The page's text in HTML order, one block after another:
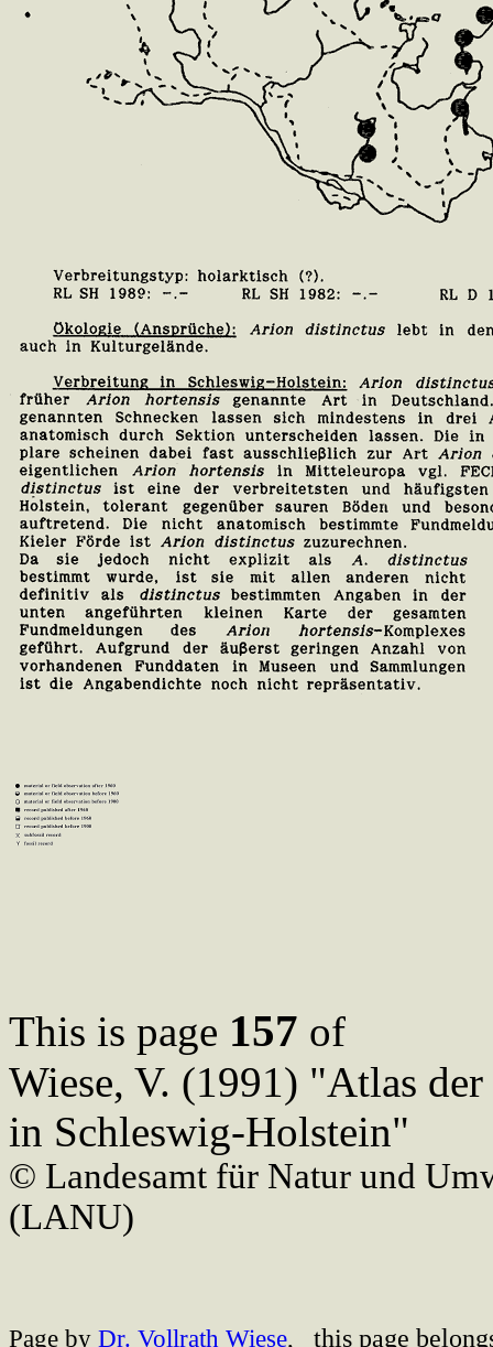
This is page 157 of
Wiese, V. (1991) "Atlas
in Schleswig-Holstein"
© Landesamt für Natur und
(LANU)
Page by Dr. Vollrath Wiese, this page